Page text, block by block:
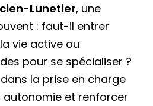
Lunetier, une
: faut-il entrer
vie active ou
pour se spécialiser ?
la prise en charge
autonomie et renforcer